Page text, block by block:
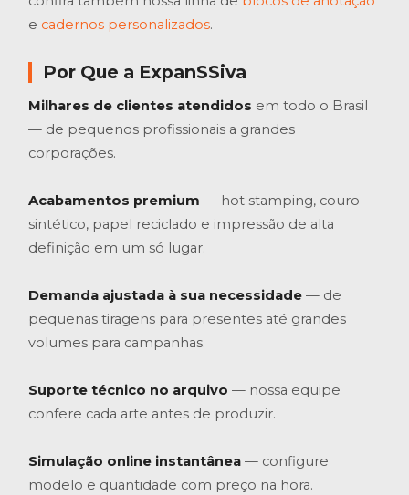
e cadernos personalizados.
Por Que a ExpanSSiva
Milhares de clientes atendidos em todo o Brasil
— de pequenos profissionais a grandes
corporações.
Acabamentos premium — hot stamping, couro
sintético, papel reciclado e impressão de alta
definição em um só lugar.
Demanda ajustada à sua necessidade — de
pequenas tiragens para presentes até grandes
volumes para campanhas.
Suporte técnico no arquivo — nossa equipe
confere cada arte antes de produzir.
Simulação online instantânea — configure
modelo e quantidade com preço na hora.